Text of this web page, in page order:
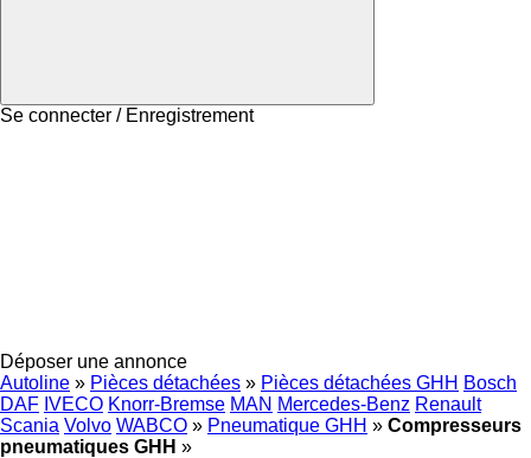
Se connecter / Enregistrement
Déposer une annonce
Autoline » Pièces détachées » Pièces détachées GHH Bosch
DAF IVECO Knorr-Bremse MAN Mercedes-Benz Renault
Scania Volvo WABCO » Pneumatique GHH » Compresseurs
pneumatiques GHH »